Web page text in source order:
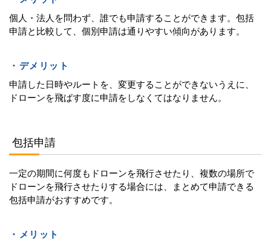
個人・法人を問わず、誰でも申請することができます。包括
申請と比較して、個別申請は通りやすい傾向があります。
・デメリット
申請した日時やルートを、変更することができないうえに、
ドローンを飛ばす度に申請をしなくてはなりません。
包括申請
一定の期間に何度もドローンを飛行させたり、複数の場所で
ドローンを飛行させたりする場合には、まとめて申請できる
包括申請がおすすめです。
・メリット